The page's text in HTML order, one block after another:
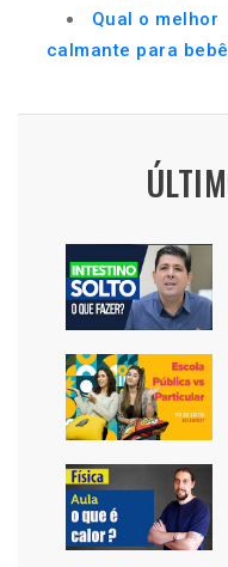
Qual o melhor
calmante para